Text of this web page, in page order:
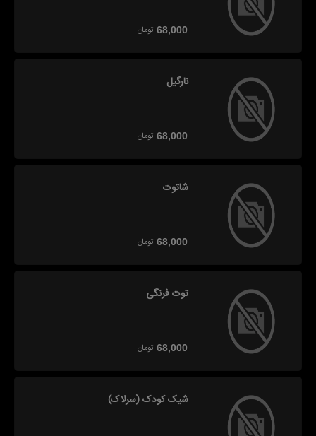
68,000 تومان
نارگیل
68,000 تومان
شاتوت
68,000 تومان
توت فرنگی
68,000 تومان
شیک کودک (سرلاک)